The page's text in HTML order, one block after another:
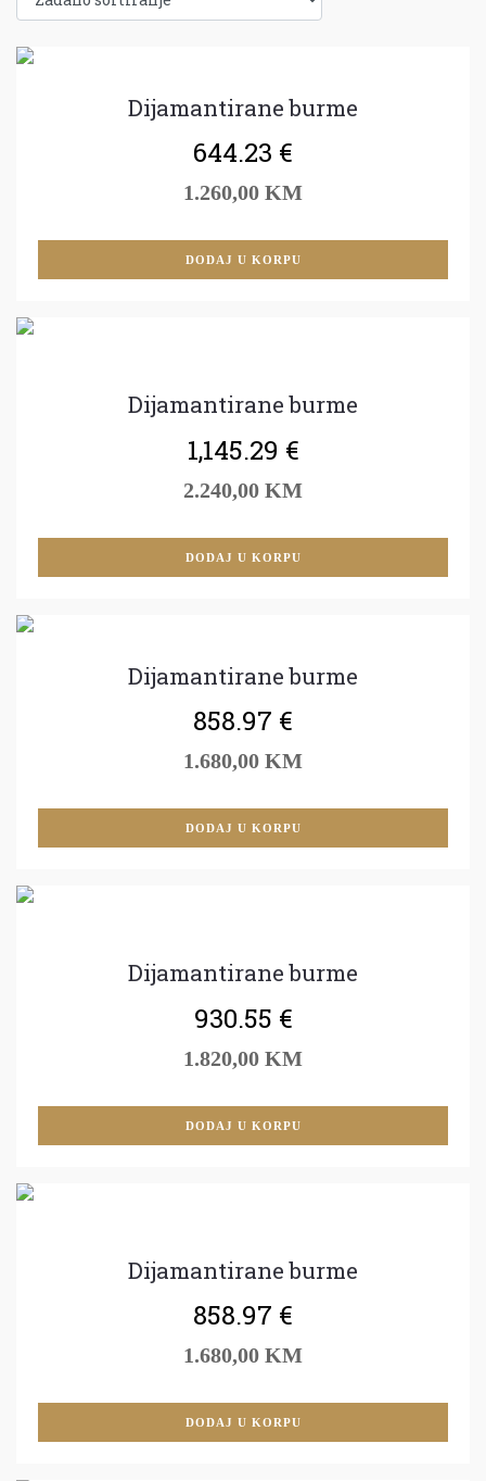
Dijamantirane burme
644.23 €
1.260,00 KM
DODAJ U KORPU
Dijamantirane burme
1,145.29 €
2.240,00 KM
DODAJ U KORPU
Dijamantirane burme
858.97 €
1.680,00 KM
DODAJ U KORPU
Dijamantirane burme
930.55 €
1.820,00 KM
DODAJ U KORPU
Dijamantirane burme
858.97 €
1.680,00 KM
DODAJ U KORPU